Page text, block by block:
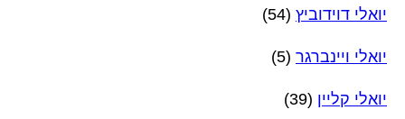
יואלי דוידוביץ (54)
יואלי ויינברגר (5)
יואלי קליין (39)